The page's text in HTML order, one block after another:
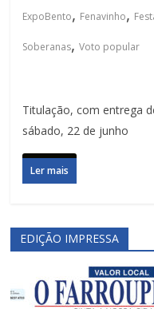
ExpoBento, Fenavinho,
Soberanas,Voto popular
Titulação, com entrega
sábado, 22 de junho
Ler mais
EDIÇÃO IMPRESSA